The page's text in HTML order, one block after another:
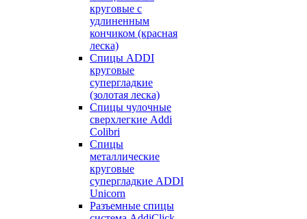
круговые с
удлиненным
кончиком (красная
леска)
Спицы ADDI
круговые
супергладкие
(золотая леска)
Спицы чулочные
сверхлегкие Addi
Colibri
Спицы
металлические
круговые
супергладкие ADDI
Unicorn
Разъемные спицы